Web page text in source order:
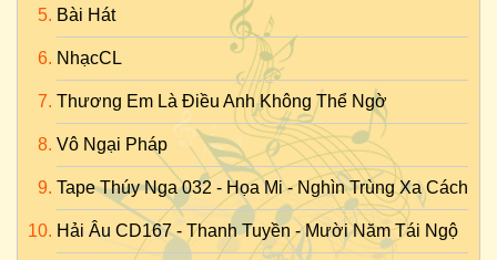
Bài Hát
NhạcCL
Thương Em Là Điều Anh Không Thể Ngờ
Vô Ngại Pháp
Tape Thúy Nga 032 - Họa Mi - Nghìn Trùng Xa Cách
Hải Âu CD167 - Thanh Tuyền - Mười Năm Tái Ngộ